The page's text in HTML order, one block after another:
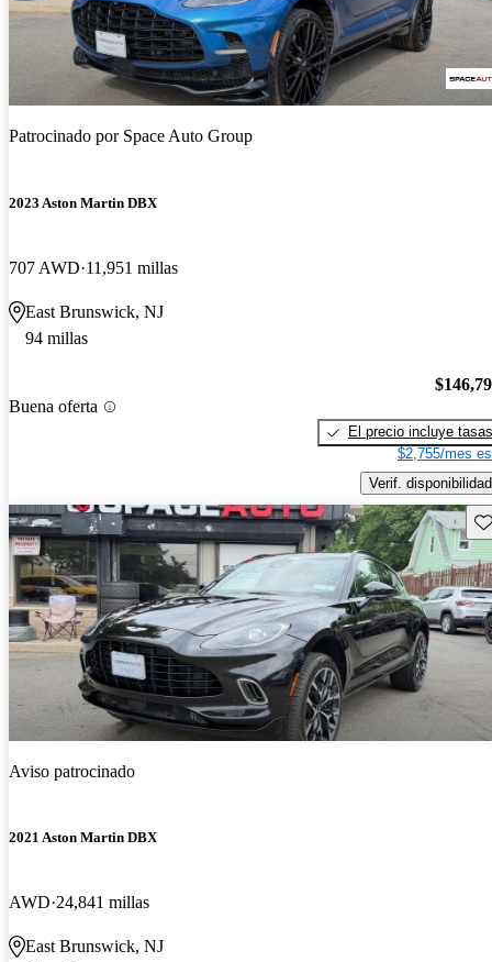
Patrocinado por Space Auto Group
2023 Aston Martin DBX
707 AWD 11,951 millas
East Brunswick, NJ
94 millas
Buena oferta
El precio incluye tasas
$2,755/mes
Verif. disponibilidad
Aviso patrocinado
2021 Aston Martin DBX
AWD 24,841 millas
East Brunswick, NJ